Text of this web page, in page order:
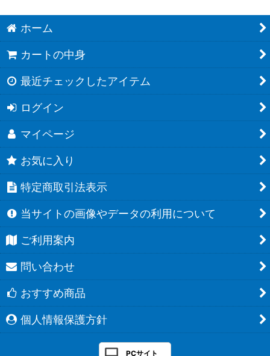
ホーム
カートの中身
最近チェックしたアイテム
ログイン
マイページ
お気に入り
特定商取引法表示
当サイトの画像やデータの利用について
ご利用案内
問い合わせ
おすすめ商品
個人情報保護方針
PCサイト